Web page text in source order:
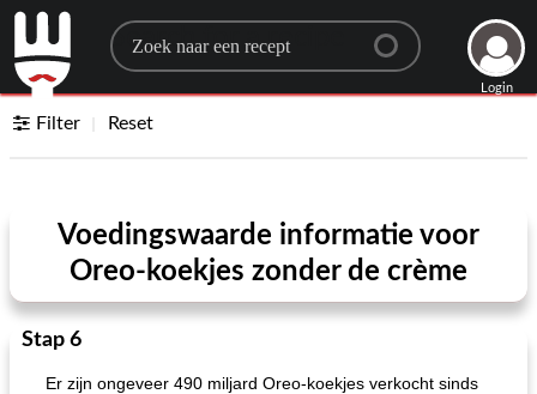
Search for a recipe
Login
Filter Reset
Voedingswaarde informatie voor
Oreo-koekjes zonder de crème
Stap 6
Er zijn ongeveer 490 miljard Oreo-koekjes verkocht sinds